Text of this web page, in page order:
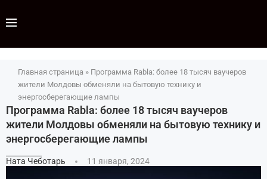
Главная страница » Программа Rabla: более 18 тысяч ваучеров
жители Молдовы обменяли на бытовую технику и
энергосберегающие лампы
Программа Rabla: более 18 тысяч ваучеров
жители Молдовы обменяли на бытовую технику и
энергосберегающие лампы
Ната Чеботарь 11 января, 2024